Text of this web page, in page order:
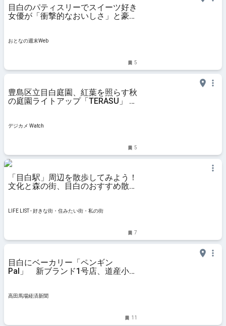
目白のパティスリーでスイーツ好き
女優が「衝撃的なおいしさ」と豪語
おとなの週末Web
5
豊島区立目白庭園、紅葉を照らす秋
の庭園ライトアップ「TERASU」 三
デジカメ Watch
5
「目白駅」周辺を散歩してみよう！
文化と森の街、目白のおすすめ散
街・私の街
LIFE LIST - 好きな街・住みたい街・私の街
7
目白にベーカリー「ペンギン
Pal」 新ブランド1号店、道産小麦
高田馬場経済新聞
11